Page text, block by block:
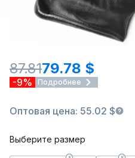
87.8179.78 $
-9% Подробнее
Оптовая цена: 55.02 $
Выберите размер